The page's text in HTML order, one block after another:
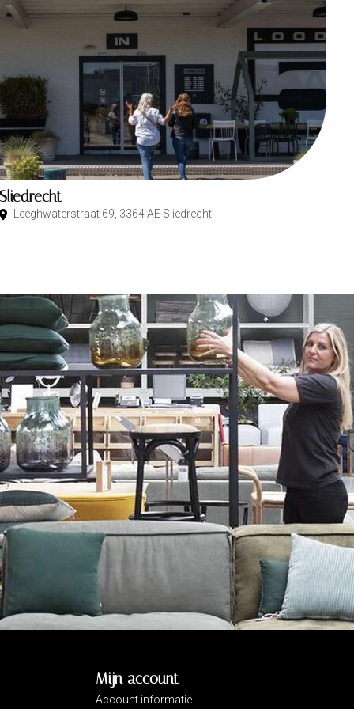
Sliedrecht
Leeghwaterstraat 69, 3364 AE Sliedrecht
Mijn account
Account informatie